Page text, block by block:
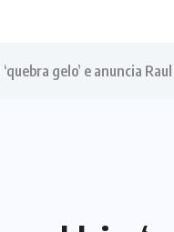
gelo’ e anuncia